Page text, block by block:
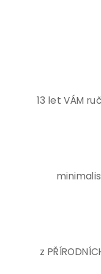
13 let VÁM
z